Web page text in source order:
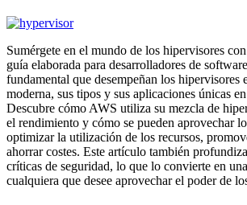
Sumérgete en el mundo de los hipervisores
guía elaborada para desarrolladores de
fundamental que desempeñan los hipervisores
moderna, sus tipos y sus aplicaciones únicas
Descubre cómo AWS utiliza su mezcla de
el rendimiento y cómo se pueden aprovechar
optimizar la utilización de los recursos,
ahorrar costes. Este artículo también
críticas de seguridad, lo que lo convierte en
cualquiera que desee aprovechar el poder de